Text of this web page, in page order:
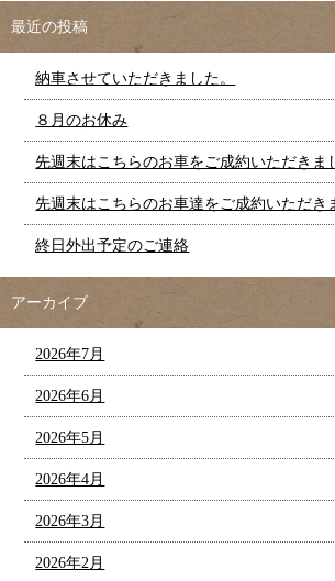
最近の投稿
納車させていただきました。
８月のお休み
先週末はこちらのお車をご成約いただきま
先週末はこちらのお車達をご成約いただき
終日外出予定のご連絡
アーカイブ
2026年7月
2026年6月
2026年5月
2026年4月
2026年3月
2026年2月